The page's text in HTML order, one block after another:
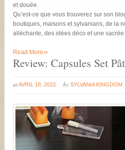
et douée.
Qu’est-ce que vous trouverez sur son
boutiques, maisons et sylvanians, de la
alléchante, des idées déco et une
Read More»
Review: Capsules Set
atAVRIL 18, 2022 by SYLVANIA KINGDOM